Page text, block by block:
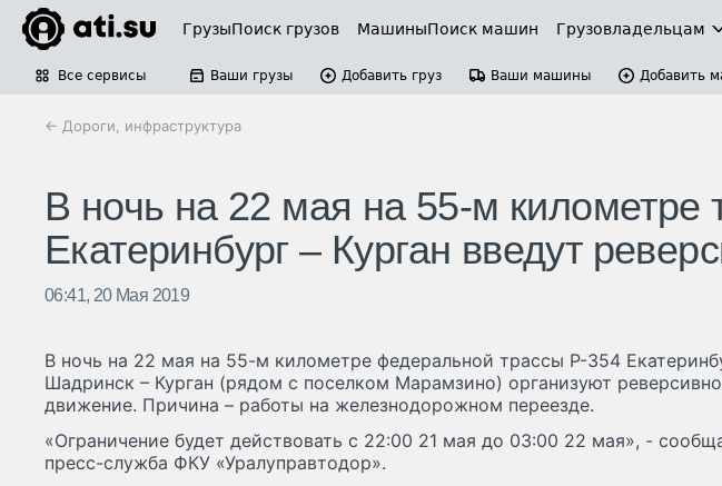
ГрузыПоиск грузов МашиныПоиск машин Грузовладельцам
Все сервисы Ваши грузы Добавить груз Ваши машины Добавить
← Дороги, инфраструктура
В ночь на 22 мая на 55-м километре
Екатеринбург – Курган введут
06:41, 20 Мая 2019
В ночь на 22 мая на 55-м километре федеральной трассы Р-354
Шадринск – Курган (рядом с поселком Марамзино) организуют
движение. Причина – работы на железнодорожном переезде.
«Ограничение будет действовать с 22:00 21 мая до 03:00 22 мая», -
пресс-служба ФКУ «Уралуправтодор».